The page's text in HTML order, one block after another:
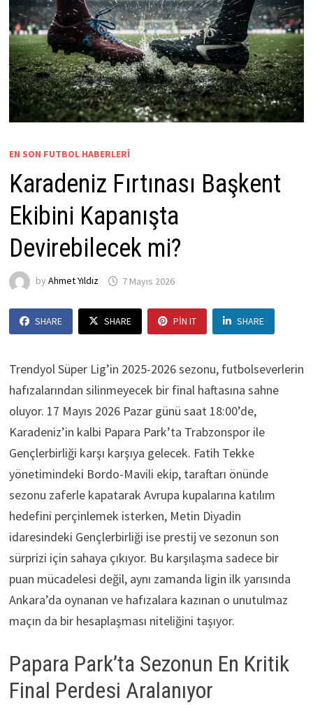
EN SON FUTBOL HABERLERI
Karadeniz Fırtınası Başkent
Ekibini Kapanışta
Devirebilecek mi?
by Ahmet Yıldız 7 Mayıs 2026
SHARE SHARE PIN IT SHARE
Trendyol Süper Lig’in 2025-2026 sezonu, futbolseverlerin
hafızalarından silinmeyecek bir final haftasına sahne
oluyor. 17 Mayıs 2026 Pazar günü saat 18:00’de,
Karadeniz’in kalbi Papara Park’ta Trabzonspor ile
Gençlerbirliği karşı karşıya gelecek. Fatih Tekke
yönetimindeki Bordo-Mavili ekip, taraftarı önünde
sezonu zaferle kapatarak Avrupa kupalarına katılım
hedefini perçinlemek isterken, Metin Diyadin
idaresindeki Gençlerbirliği ise prestij ve sezonun son
sürprizi için sahaya çıkıyor. Bu karşılaşma sadece bir
puan mücadelesi değil, aynı zamanda ligin ilk yarısında
Ankara’da oynanan ve hafızalara kazınan o unutulmaz
maçın da bir hesaplaşması niteliğini taşıyor.
Papara Park’ta Sezonun En Kritik
Final Perdesi Aralanıyor